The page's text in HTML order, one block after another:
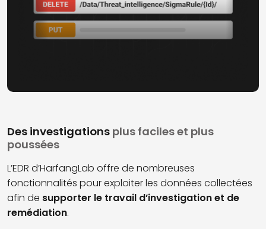
Des investigations plus faciles et plus
poussées
L’EDR d’HarfangLab offre de nombreuses
fonctionnalités pour exploiter les données collectées
afin de supporter le travail d’investigation et de
remédiation.